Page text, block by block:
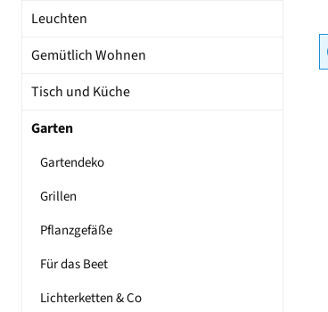
Leuchten
Gemütlich Wohnen
Tisch und Küche
Garten
Gartendeko
Grillen
Pflanzgefäße
Für das Beet
Lichterketten & Co